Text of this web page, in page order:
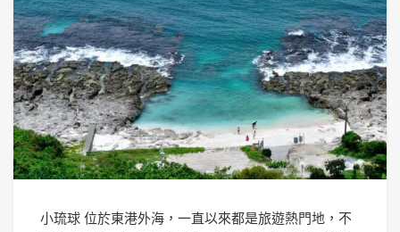
小琉球 位於東港外海，一直以來都是旅遊熱門地，不